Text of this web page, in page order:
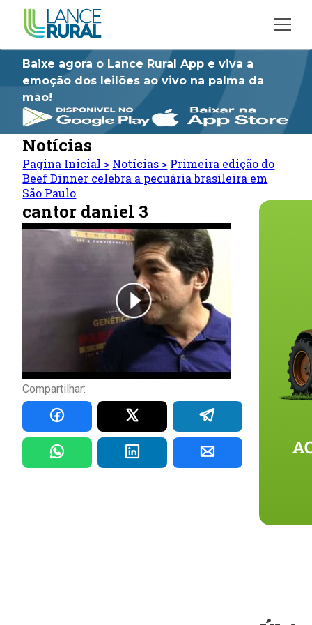
Baixe agora o Lance Rural App e viva a
emoção dos leilões ao vivo na palma da
mão!
Notícias
Pagina Inicial > Notícias > Primeira edição do
Beef Dinner celebra a pecuária brasileira em
São Paulo
cantor daniel 3
Compartilhar: